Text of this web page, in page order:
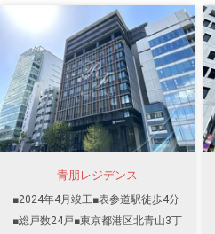
青朋レジデンス
■2024年4月竣工■表参道駅徒歩4分
■総戸数24戸■東京都港区北青山3丁